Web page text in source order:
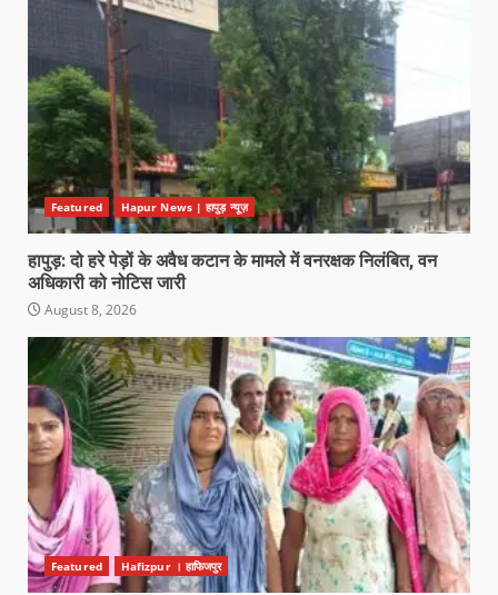
Featured Hapur News | हापुड़ न्यूज़
हापुड़: दो हरे पेड़ों के अवैध कटान के मामले में वनरक्षक निलंबित, वन
अधिकारी को नोटिस जारी
August 8, 2026
Featured Hafizpur । हाफिजपुर